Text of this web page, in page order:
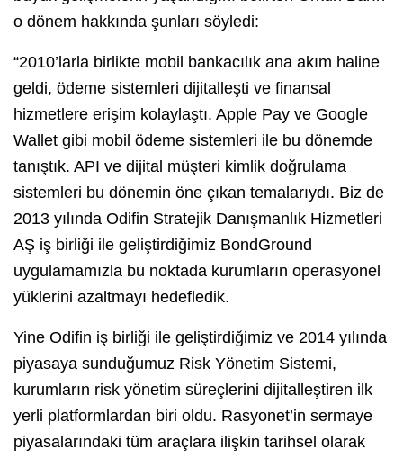
o dönem hakkında şunları söyledi:
“2010’larla birlikte mobil bankacılık ana akım haline
geldi, ödeme sistemleri dijitalleşti ve finansal
hizmetlere erişim kolaylaştı. Apple Pay ve Google
Wallet gibi mobil ödeme sistemleri ile bu dönemde
tanıştık. API ve dijital müşteri kimlik doğrulama
sistemleri bu dönemin öne çıkan temalarıydı. Biz de
2013 yılında Odifin Stratejik Danışmanlık Hizmetleri
AŞ iş birliği ile geliştirdiğimiz BondGround
uygulamamızla bu noktada kurumların operasyonel
yüklerini azaltmayı hedefledik.
Yine Odifin iş birliği ile geliştirdiğimiz ve 2014 yılında
piyasaya sunduğumuz Risk Yönetim Sistemi,
kurumların risk yönetim süreçlerini dijitalleştiren ilk
yerli platformlardan biri oldu. Rasyonet’in sermaye
piyasalarındaki tüm araçlara ilişkin tarihsel olarak